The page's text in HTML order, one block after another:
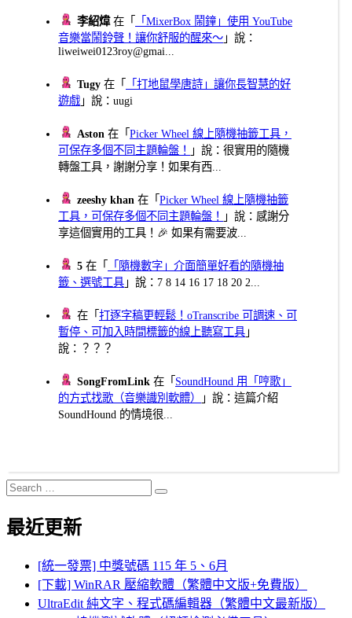
李紹煒在「
「MixerBox 鬧鐘」使用 YouTube
音樂當鬧鈴聲！讓你舒服的醒來～ 」說：
liweiwei0123roy@gmai...
Tugy 在「
「打地鼠學唐詩」讓你長智慧的好
遊戲 」說：uugi
Aston 在「Picker Wheel 線上隨機抽籤工具，
可保存多個不同主題輪盤！
」說：很實用的隨機
轉盤工具，謝謝分享！如果有西...
zeeshy khan 在「Picker Wheel 線上隨機抽籤
工具，可保存多個不同主題輪盤！
」說：感謝分
享這個實用的工具！🎉 如果有需要波...
5 在「
「隨機數字」介面簡單好看的隨機抽
籤、選號工具 」說：7 8 14 16 17 18 20 2...
在「打逐字稿更輕鬆！oTranscribe 可調速、可
暫停、可加入時間標籤的線上聽寫工具 」
說：？？？
SongFromLink 在「 SoundHound 用「哼歌」
的方式找歌（音樂識別軟體）
」說：這篇介紹
SoundHound 的情境很...
Search
for:
Search
最近更新
[統一發票] 中獎號碼 115 年 5、6月
[下載] WinRAR 壓縮軟體（繁體中文版+免費版）
UltraEdit 純文字、程式碼編輯器（繁體中文最新版）